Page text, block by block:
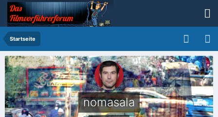
Startseite
nomasala